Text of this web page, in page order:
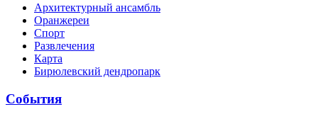
Архитектурный ансамбль
Оранжереи
Спорт
Развлечения
Карта
Бирюлевский дендропарк
События